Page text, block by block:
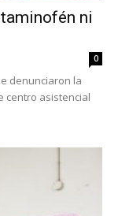
ni
0
denunciaron la
centro asistencial